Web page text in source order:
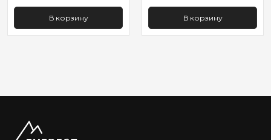
В корзину В корзину